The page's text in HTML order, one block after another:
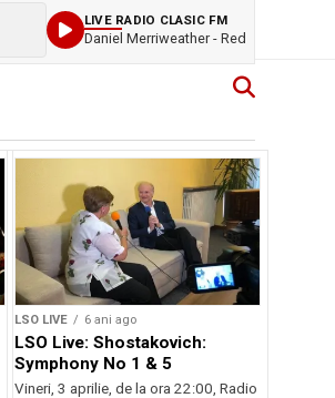
LIVE RADIO CLASIC FM
Daniel Merriweather - Red
LSO LIVE 6 ani ago
LSO Live: Shostakovich:
Symphony No 1 & 5
Vineri, 3 aprilie, de la ora 22:00, Radio